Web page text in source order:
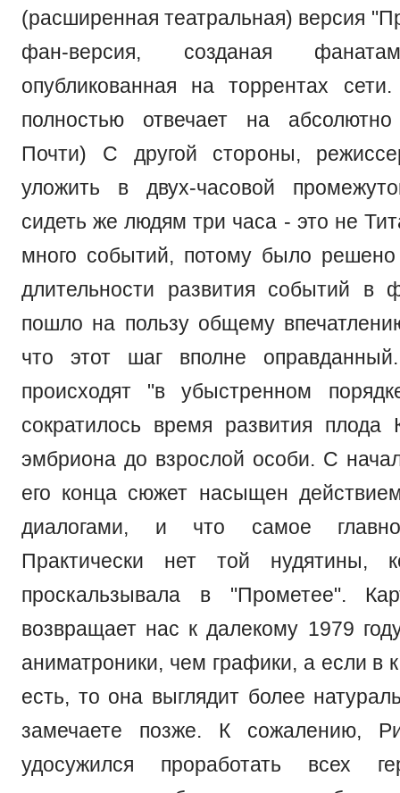
(расширенная театральная) версия
фан-версия, созданая
опубликованная на торрентах
полностью отвечает на
Почти) С другой стороны,
уложить в двух-часовой
сидеть же людям три часа - это не
много событий, потому было решено
длительности развития событий в
пошло на пользу общему
что этот шаг вполне
происходят "в убыстренном
сократилось время развития плода
эмбриона до взрослой особи. С
его конца сюжет насыщен
диалогами, и что самое
Практически нет той нудятины,
проскальзывала в "Прометее".
возвращает нас к далекому 1979
аниматроники, чем графики, а если в
есть, то она выглядит более
замечаете позже. К сожалению,
удосужился проработать всех